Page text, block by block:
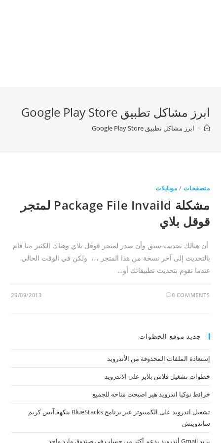
ابرز مشاكل تطبيق Google Play Store
> ابرز مشاكل تطبيق Google Play Store
متصفحات/ موبايلات
مشكلة Package File Invaild لمتجر
قوقل بلاي
أن هنالك تحديث سبق وأن صدر لمتجر قوقل بلاي وهناك الكثير منا قام
بالتحديث إلى آخر نسخة من هذا المتجر ،،، ولكن في الوقت الحالي
عندما تقوم بتحديث تطبيقاتك أو…
0 COMMENTS
29/09/2013
جديد موقع الخظوات
إستعادة الملفات المحذوفة من الأندرويد
خطوات تشغيل فلاش بلاير على الاندرويد
خرائط نوكيا اندرويد هير اصبحت متاحه للجميع
تشغيل اندرويد على الكمبيوتر عبر برنامج BlueStacks بنكهة آيس كريم
ساندويتش
بريد Gmail أندرويد يدعم أكثر من حساب في صندوق وارد واحد